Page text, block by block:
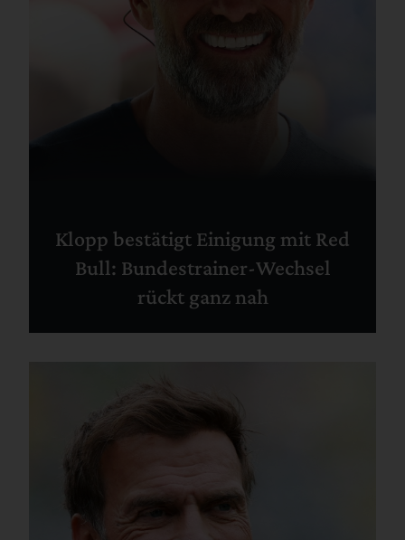
Klopp bestätigt Einigung mit Red
Bull: Bundestrainer-Wechsel
rückt ganz nah